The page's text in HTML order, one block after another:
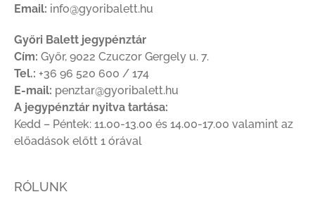
Email: info@gyoribalett.hu
Győri Balett jegypénztár
Cím: Győr, 9022 Czuczor Gergely u. 7.
Tel.: +36 96 520 600 / 174
E-mail: penztar@gyoribalett.hu
A jegypénztár nyitva tartása:
Kedd – Péntek: 11.00-13.00 és 14.00-17.00 valamint az
előadások előtt 1 órával
RÓLUNK